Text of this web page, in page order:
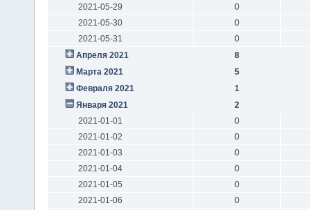
2021-05-29
0
2021-05-30
0
2021-05-31
0
Апреля 2021
8
Марта 2021
5
Февраля 2021
1
Января 2021
2
2021-01-01
0
2021-01-02
0
2021-01-03
0
2021-01-04
0
2021-01-05
0
2021-01-06
0